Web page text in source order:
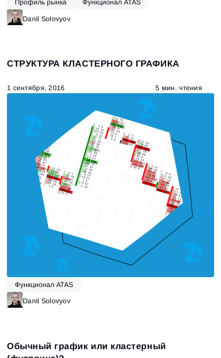
Профиль рынка Функционал ATAS
Danil Solovyov
СТРУКТУРА КЛАСТЕРНОГО ГРАФИКА
1 сентября, 2016 5 мин. чтения
Функционал ATAS
Danil Solovyov
Обычный график или кластерный